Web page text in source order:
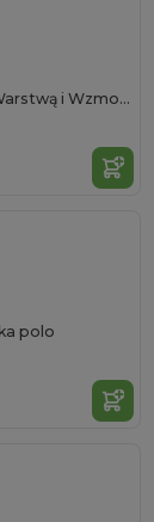
Elegancki Golf z Podwójną Warstwą i Wzmocnieniami
polo